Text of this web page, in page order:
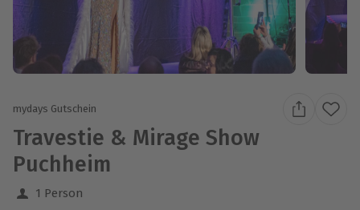
mydays Gutschein
Travestie & Mirage Show
Puchheim
1 Person